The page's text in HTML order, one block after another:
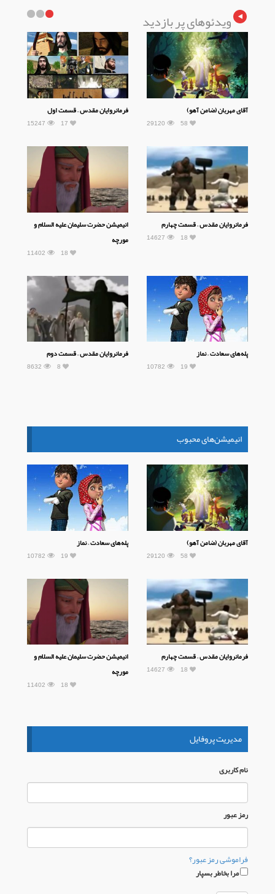
ویدئوهای پر بازدید
آقای مهربان (ضامن آهو)
29120 58
فرمانروایان مقدس – قسمت اول
15247 17
فرمانروایان مقدس – قسمت چهارم
14627 18
انیمیشن حضرت سلیمان علیه السلام و
مورچه
11402 18
پله‌های سعادت – نماز
10782 19
فرمانروایان مقدس – قسمت دوم
8632 8
انیمیشن‌های محبوب
آقای مهربان (ضامن آهو)
29120 58
پله‌های سعادت – نماز
10782 19
فرمانروایان مقدس – قسمت چهارم
14627 18
انیمیشن حضرت سلیمان علیه السلام و
مورچه
11402 18
مدیریت پروفایل
نام كاربری
رمز عبور
فراموشی رمز عبور؟
مرا بخاطر بسپار